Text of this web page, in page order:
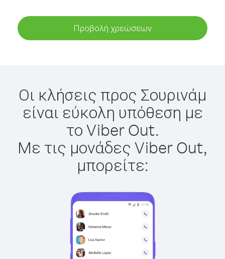
Προβολή χρεώσεων
Οι κλήσεις προς Σουρινάμ
είναι εύκολη υπόθεση με
το Viber Out.
Με τις μονάδες Viber Out,
μπορείτε: